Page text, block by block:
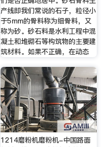
产线即我们常说的石子，粒径小
于5mm的骨料称为细骨料，又
称为砂。砂石料是水利工程中混
凝土和堆砌石等构筑物的主要建
筑材料。如果不正确，在动态
1214磨粉机磨粉机-中国路面